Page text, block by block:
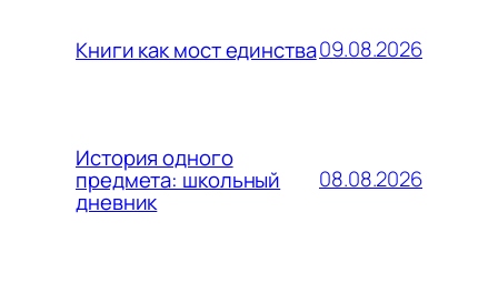
Книги как мост единства09.08.2026
История одного
предмета: школьный
дневник
08.08.2026